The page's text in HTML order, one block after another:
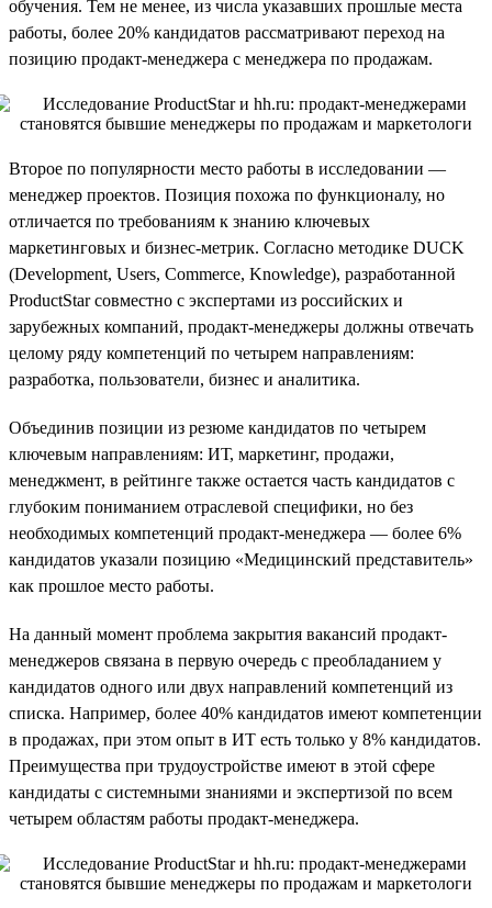
обучения. Тем не менее, из числа указавших прошлые места
работы, более 20% кандидатов рассматривают переход на
позицию продакт-менеджера с менеджера по продажам.
Второе по популярности место работы в исследовании —
менеджер проектов. Позиция похожа по функционалу, но
отличается по требованиям к знанию ключевых
маркетинговых и бизнес-метрик. Согласно методике DUCK
(Development, Users, Commerce, Knowledge), разработанной
ProductStar совместно с экспертами из российских и
зарубежных компаний, продакт-менеджеры должны отвечать
целому ряду компетенций по четырем направлениям:
разработка, пользователи, бизнес и аналитика.
Объединив позиции из резюме кандидатов по четырем
ключевым направлениям: ИТ, маркетинг, продажи,
менеджмент, в рейтинге также остается часть кандидатов с
глубоким пониманием отраслевой специфики, но без
необходимых компетенций продакт-менеджера — более 6%
кандидатов указали позицию «Медицинский представитель»
как прошлое место работы.
На данный момент проблема закрытия вакансий продакт-
менеджеров связана в первую очередь с преобладанием у
кандидатов одного или двух направлений компетенций из
списка. Например, более 40% кандидатов имеют компетенции
в продажах, при этом опыт в ИТ есть только у 8% кандидатов.
Преимущества при трудоустройстве имеют в этой сфере
кандидаты с системными знаниями и экспертизой по всем
четырем областям работы продакт-менеджера.